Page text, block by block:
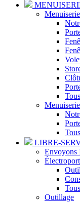
LIBRE-
Envoyons
Outillage